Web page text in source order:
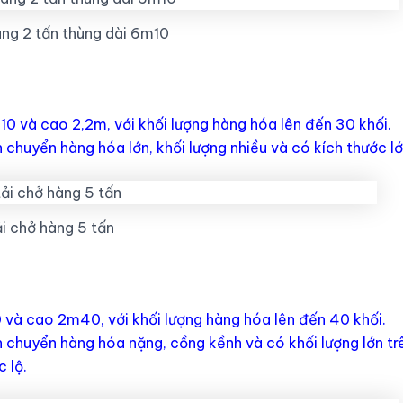
2 tấn thùng dài 6m10
và cao 2,2m, với khối lượng hàng hóa lên đến 30 khối.
hàng hóa lớn, khối lượng nhiều và có kích thước
chở hàng 5 tấn
cao 2m40, với khối lượng hàng hóa lên đến 40 khối.
hàng hóa nặng, cồng kềnh và có khối lượng lớn
lộ.